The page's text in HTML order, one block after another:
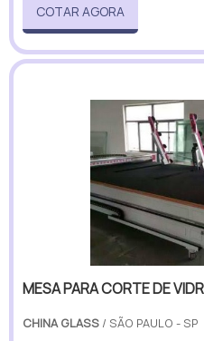
COTAR AGORA
MESA PARA CORTE DE
CHINA GLASS / SÃO PAULO - SP